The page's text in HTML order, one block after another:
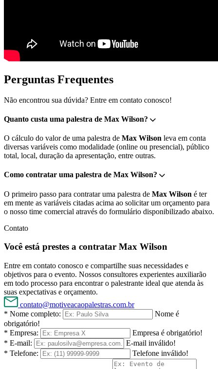
Perguntas Frequentes
Não encontrou sua dúvida? Entre em contato conosco!
Quanto custa uma palestra de Max Wilson?
O cálculo do valor de uma palestra de Max Wilson leva em conta
diversas variáveis como modalidade (online ou presencial), público
total, local, duração da apresentação, entre outras.
Como contratar uma palestra de Max Wilson?
O primeiro passo para contratar uma palestra de Max Wilson é ter
em mente as variáveis citadas acima ao solicitar um orçamento para
o nosso time comercial através do formulário disponibilizado abaixo.
Contato
Você está prestes a contratar Max Wilson
Entre em contato conosco e compartilhe suas necessidades e
objetivos para o evento. Nossos consultores experientes auxiliarão
em todo processo para encontrar o palestrante ideal que atenda às
suas expectativas e orçamento.
contato@motiveacaopalestras.com.br
* Nome completo:
Nome é
obrigatório!
* Empresa:
Empresa é obrigatório!
* E-mail:
E-mail inválido!
* Telefone:
Telefone inválido!